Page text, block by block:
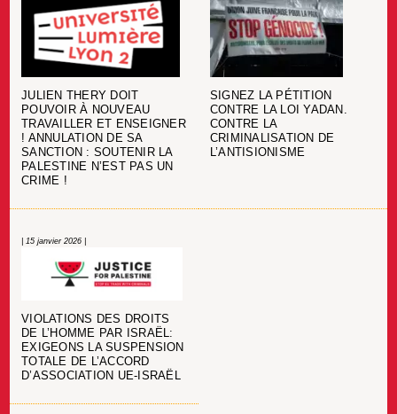
JULIEN THERY DOIT
POUVOIR À NOUVEAU
TRAVAILLER ET ENSEIGNER
! ANNULATION DE SA
SANCTION : SOUTENIR LA
PALESTINE N’EST PAS UN
CRIME !
SIGNEZ LA PÉTITION
CONTRE LA LOI YADAN.
CONTRE LA
CRIMINALISATION DE
L’ANTISIONISME
| 15 janvier 2026 |
VIOLATIONS DES DROITS
DE L’HOMME PAR ISRAËL:
EXIGEONS LA SUSPENSION
TOTALE DE L’ACCORD
D’ASSOCIATION UE-ISRAËL